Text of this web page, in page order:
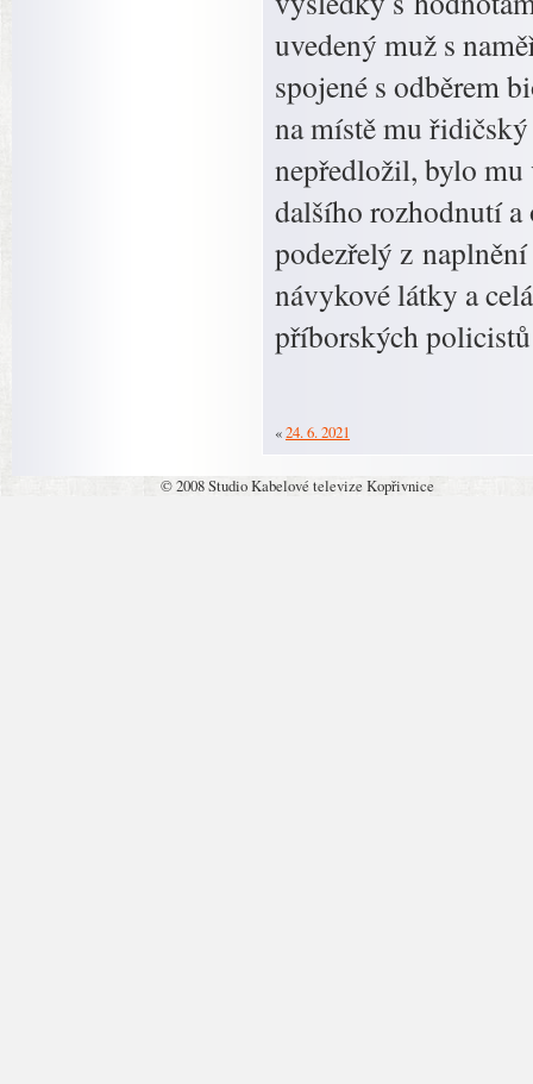
uvedený muž s
spojené s odběrem
na místě mu
nepředložil, bylo mu
dalšího rozhodnutí
podezřelý z
návykové látky a
příborských
«24. 6. 2021
© 2008 Studio Kabelové televize Kopřivnice